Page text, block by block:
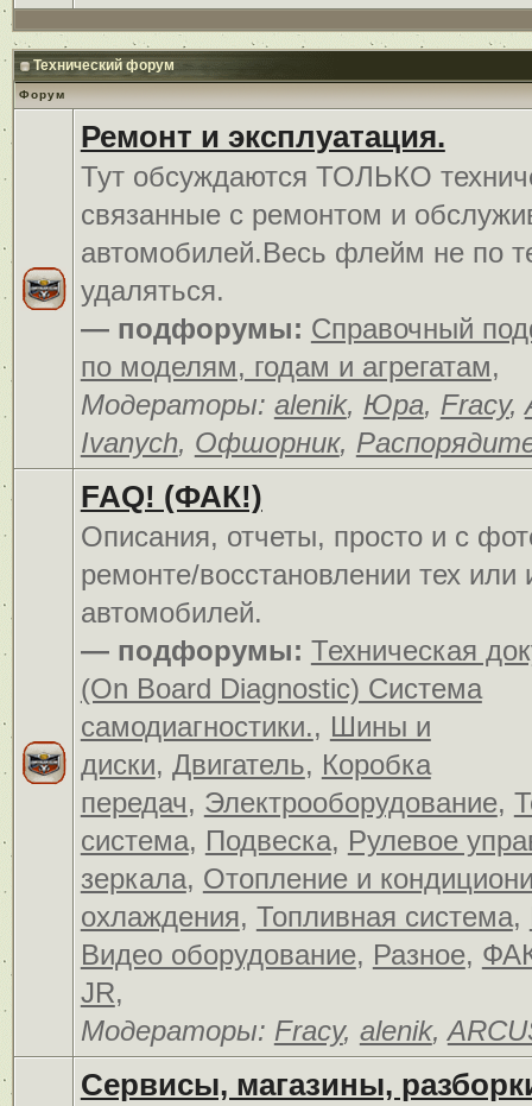
Технический форум
Форум
Ремонт и эксплуатация.
Тут обсуждаются ТОЛЬКО
связанные с ремонтом и
автомобилей.Весь флейм не по
удаляться.
— подфорумы: Справочный
по моделям, годам и агрегатам,
Модераторы: alenik, Юра, Fracy,
Ivanych, Офшорник,
FAQ! (ФАК!)
Описания, отчеты, просто и c
ремонте/восстановлении тех или
автомобилей.
— подфорумы: Техническая
(On Board Diagnostic) Система
самодиагностики., Шины и
диски, Двигатель, Коробка
передач, Электрооборудование,
система, Подвеска, Рулевое
зеркала, Отопление и
охлаждения, Топливная система,
Видео оборудование, Разное,
JR,
Модераторы: Fracy, alenik,
Сервисы, магазины,